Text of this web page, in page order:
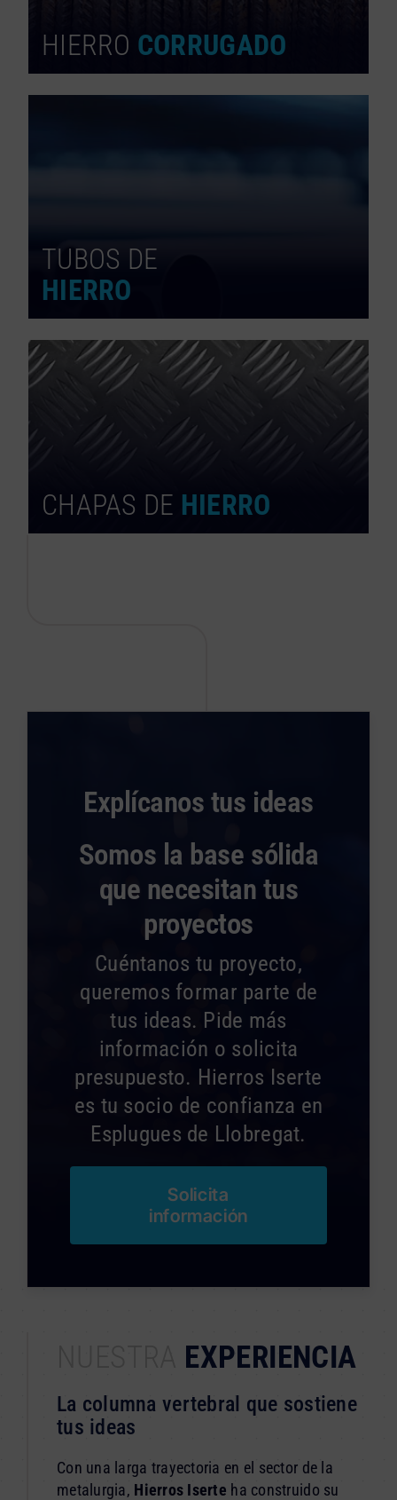
HIERRO CORRUGADO
TUBOS DE
HIERRO
CHAPAS DE HIERRO
Explícanos tus ideas
Somos la base sólida
que necesitan tus
proyectos
Cuéntanos tu proyecto,
queremos formar parte de
tus ideas. Pide más
información o solicita
presupuesto. Hierros Iserte
es tu socio de confianza en
Esplugues de Llobregat.
Solicita
información
EXPERIENCIA
La columna vertebral que sostiene
tus ideas
Con una larga trayectoria en el sector de la
metalurgia, Hierros Iserte ha construido su